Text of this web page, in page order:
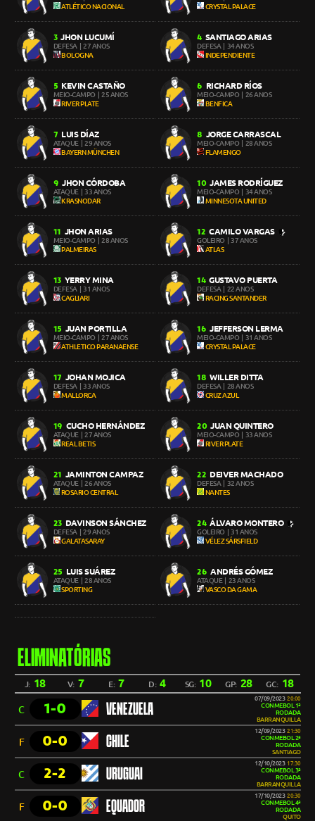
ATLÉTICO NACIONAL
CRYSTAL PALACE
3 JHON LUCUMÍ
DEFESA | 27 ANOS
BOLOGNA
4 SANTIAGO ARIAS
DEFESA | 34 ANOS
INDEPENDIENTE
5 KEVIN CASTAÑO
MEIO-CAMPO
| 25 ANOS
RIVER PLATE
6 RICHARD RÍOS
MEIO-CAMPO
| 26 ANOS
BENFICA
7 LUIS DÍAZ
ATAQUE | 29 ANOS
BAYERN MÜNCHEN
8 JORGE CARRASCAL
MEIO-CAMPO
| 28 ANOS
FLAMENGO
9 JHON CÓRDOBA
ATAQUE | 33 ANOS
KRASNODAR
10 JAMES RODRÍGUEZ
MEIO-CAMPO
| 34 ANOS
MINNESOTA UNITED
11 JHON ARIAS
MEIO-CAMPO
| 28 ANOS
PALMEIRAS
12 CAMILO VARGAS
GOLEIRO
| 37 ANOS
ATLAS
13 YERRY MINA
DEFESA | 31 ANOS
CAGLIARI
14 GUSTAVO PUERTA
DEFESA | 22 ANOS
RACING SANTANDER
15 JUAN PORTILLA
MEIO-CAMPO
| 27 ANOS
ATHLETICO PARANAENSE
16 JEFFERSON LERMA
MEIO-CAMPO
| 31 ANOS
CRYSTAL PALACE
17 JOHAN MOJICA
DEFESA | 33 ANOS
MALLORCA
18 WILLER DITTA
DEFESA | 28 ANOS
CRUZ AZUL
19 CUCHO HERNÁNDEZ
ATAQUE | 27 ANOS
REAL BETIS
20 JUAN QUINTERO
MEIO-CAMPO
| 33 ANOS
RIVER PLATE
21 JAMINTON CAMPAZ
ATAQUE | 26 ANOS
ROSARIO CENTRAL
22 DEIVER MACHADO
DEFESA | 32 ANOS
NANTES
23 DAVINSON SÁNCHEZ
DEFESA | 29 ANOS
GALATASARAY
24 ÁLVARO MONTERO
GOLEIRO
| 31 ANOS
VÉLEZ SÁRSFIELD
25 LUIS SUÁREZ
ATAQUE | 28 ANOS
SPORTING
26 ANDRÉS GÓMEZ
ATAQUE | 23 ANOS
VASCO DA GAMA
ELIMINATÓRIAS
J: 18 V: 7 E:7 D:4 SG: 10 GP: 28 GC: 18
C 1-0 VENEZUELA
07/09/2023 20:00
CONMEBOL 1ª
RODADA
BARRANQUILLA
F 0-0 CHILE
12/09/2023 21:30
CONMEBOL 2ª
RODADA
SANTIAGO
C 2-2 URUGUAI
12/10/2023 17:30
CONMEBOL 3ª
RODADA
BARRANQUILLA
F 0-0 EQUADOR
17/10/2023 20:30
CONMEBOL 4ª
RODADA
QUITO